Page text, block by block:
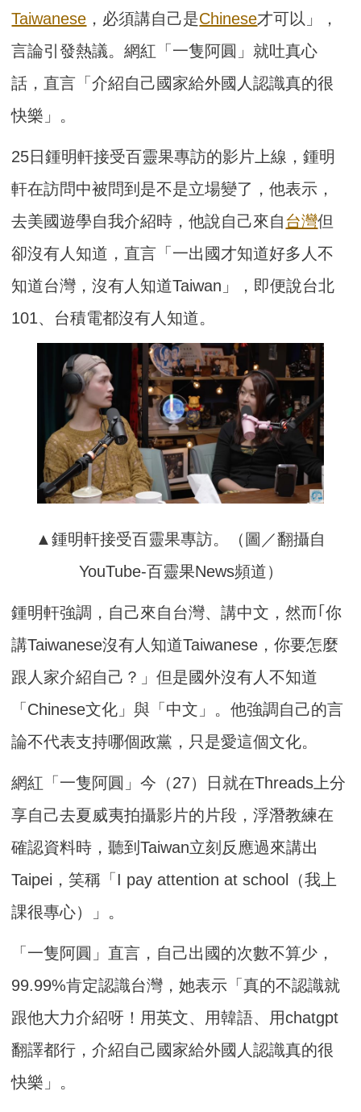
Taiwanese ，必須講自己是Chinese才可以」，
言論引發熱議。網紅「一隻阿圓」就吐真心
話，直言「介紹自己國家給外國人認識真的很
快樂」。
25日鍾明軒接受百靈果專訪的影片上線，鍾明
軒在訪問中被問到是不是立場變了，他表示，
去美國遊學自我介紹時，他說自己來自台灣但
卻沒有人知道，直言「一出國才知道好多人不
知道台灣，沒有人知道Taiwan」，即便說台北
101、台積電都沒有人知道。
▲鍾明軒接受百靈果專訪。（圖／翻攝自
YouTube-百靈果News頻道）
鍾明軒強調，自己來自台灣、講中文，然而｢你
講Taiwanese沒有人知道Taiwanese，你要怎麼
跟人家介紹自己？」但是國外沒有人不知道
「Chinese文化」與「中文」。他強調自己的言
論不代表支持哪個政黨，只是愛這個文化。
網紅「一隻阿圓」今（27）日就在Threads上分
享自己去夏威夷拍攝影片的片段，浮潛教練在
確認資料時，聽到Taiwan立刻反應過來講出
Taipei，笑稱「I pay attention at school（我上
課很專心）」。
「一隻阿圓」直言，自己出國的次數不算少，
99.99%肯定認識台灣，她表示「真的不認識就
跟他大力介紹呀！用英文、用韓語、用chatgpt
翻譯都行，介紹自己國家給外國人認識真的很
快樂」。